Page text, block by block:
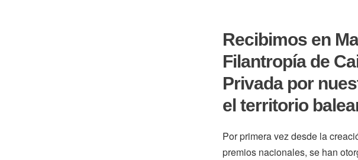
Recibimos en
Filantropía de
Privada por
el territorio
Por primera vez desde la
premios nacionales, se han